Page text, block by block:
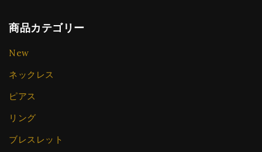
商品カテゴリー
New
ネックレス
ピアス
リング
ブレスレット